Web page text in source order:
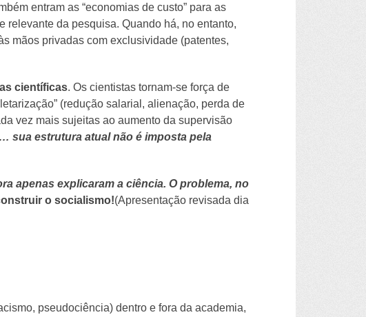
entram as “economias de custo” para as
relevante da pesquisa. Quando há, no entanto,
mãos privadas com exclusividade (patentes,
científicas. Os cientistas tornam-se força de
(redução salarial, alienação, perda de
vez mais sujeitas ao aumento da supervisão
sua estrutura atual não é imposta pela
apenas explicaram a ciência. O problema, no
o socialismo!(Apresentação revisada dia
pseudociência) dentro e fora da academia,